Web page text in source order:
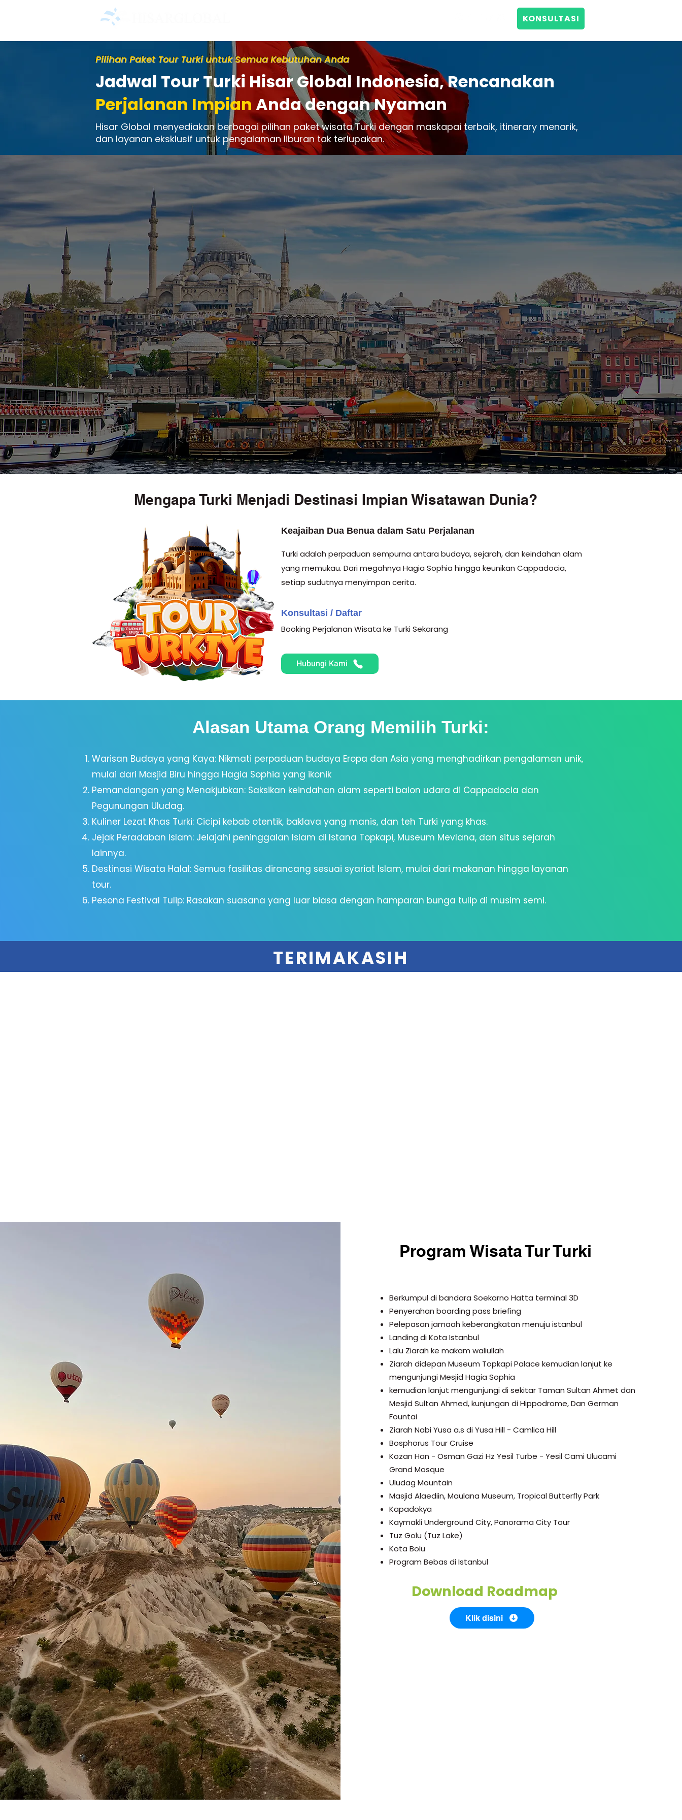
KONSULTASI
Pilihan Paket Tour Turki untuk Semua Kebutuhan Anda
Jadwal Tour Turki Hisar Global Indonesia, Rencanakan
Perjalanan Impian Anda dengan Nyaman
Hisar Global menyediakan berbagai pilihan paket wisata Turki dengan maskapai terbaik, itinerary menarik,
dan layanan eksklusif untuk pengalaman liburan tak terlupakan.
Mengapa Turki Menjadi Destinasi Impian Wisatawan Dunia?
Keajaiban Dua Benua dalam Satu Perjalanan
Turki adalah perpaduan sempurna antara budaya, sejarah, dan keindahan alam
yang memukau. Dari megahnya Hagia Sophia hingga keunikan Cappadocia,
setiap sudutnya menyimpan cerita.
Konsultasi / Daftar
Booking Perjalanan Wisata ke Turki Sekarang
Hubungi Kami
Alasan Utama Orang Memilih Turki:
Warisan Budaya yang Kaya: Nikmati perpaduan budaya Eropa dan Asia yang menghadirkan pengalaman unik,
mulai dari Masjid Biru hingga Hagia Sophia yang ikonik
Pemandangan yang Menakjubkan: Saksikan keindahan alam seperti balon udara di Cappadocia dan
Pegunungan Uludag.
Kuliner Lezat Khas Turki: Cicipi kebab otentik, baklava yang manis, dan teh Turki yang khas.
Jejak Peradaban Islam: Jelajahi peninggalan Islam di Istana Topkapi, Museum Mevlana, dan situs sejarah
lainnya.
Destinasi Wisata Halal: Semua fasilitas dirancang sesuai syariat Islam, mulai dari makanan hingga layanan
tour.
Pesona Festival Tulip: Rasakan suasana yang luar biasa dengan hamparan bunga tulip di musim semi.
TERIMAKASIH
Program Wisata Tur Turki
Berkumpul di bandara Soekarno Hatta terminal 3D
Penyerahan boarding pass briefing
Pelepasan jamaah keberangkatan menuju istanbul
Landing di Kota Istanbul
Lalu Ziarah ke makam waliullah
Ziarah didepan Museum Topkapi Palace kemudian lanjut ke
mengunjungi Mesjid Hagia Sophia
kemudian lanjut mengunjungi di sekitar Taman Sultan Ahmet dan
Mesjid Sultan Ahmed, kunjungan di Hippodrome, Dan German
Fountai
Ziarah Nabi Yusa a.s di Yusa Hill - Camlica Hill
Bosphorus Tour Cruise
Kozan Han - Osman Gazi Hz Yesil Turbe - Yesil Cami Ulucami
Grand Mosque
Uludag Mountain
Masjid Alaediin, Maulana Museum, Tropical Butterfly Park
Kapadokya
Kaymakli Underground City, Panorama City Tour
Tuz Golu (Tuz Lake)
Kota Bolu
Program Bebas di Istanbul
Download Roadmap
Klik disini